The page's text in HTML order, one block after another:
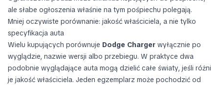
ale słabe ogłoszenia właśnie na tym pośpiechu polegają.
Mniej oczywiste porównanie: jakość właściciela, a nie tylko
specyfikacja auta
Wielu kupujących porównuje Dodge Charger wyłącznie po
wyglądzie, nazwie wersji albo przebiegu. W praktyce dwa
podobnie wyglądające auta mogą dzielić całe światy, jeśli różni
je jakość właściciela. Jeden egzemplarz może pochodzić od